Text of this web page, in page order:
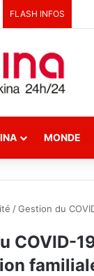
FLASH INFOS
MONDE
/Gestion du
COVID-